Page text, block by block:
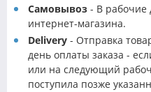
Самовывоз - В рабочие
интернет-магазина.
Delivery - Отправка
день оплаты заказа -
или на следующий
поступила позже